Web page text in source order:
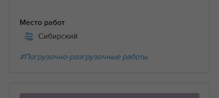
Место работ
Сибирский
#Погрузочно-разгрузочные работы